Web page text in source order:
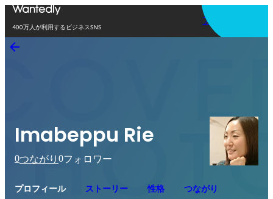
400万人が利用するビジネスSNS
アプリを使う
Imabeppu Rie
0つながり 0フォロワー
プロフィール ストーリー 性格 つながり